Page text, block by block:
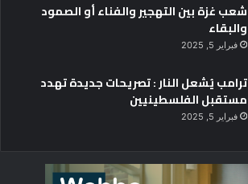
شعب غزة بين التهجير والفناء أو الصمود
والبقاء
فبراير 5, 2025
ترامب يُشعل النار : تصريحات جديدة تهدد
مستقبل الفلسطينيين
فبراير 5, 2025